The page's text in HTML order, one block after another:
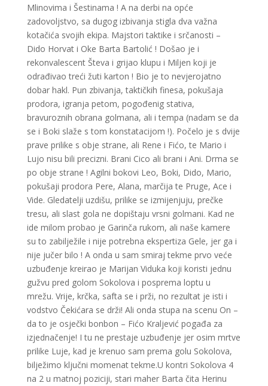
Mlinovima i Šestinama ! A na derbi na opće
zadovoljstvo, sa dugog izbivanja stigla dva važna
kotačića svojih ekipa. Majstori taktike i srčanosti –
Dido Horvat i Oke Barta Bartolić ! Došao je i
rekonvalescent Števa i grijao klupu i Miljen koji je
odrađivao treći žuti karton ! Bio je to nevjerojatno
dobar hakl. Pun zbivanja, taktičkih finesa, pokušaja
prodora, igranja petom, pogođenig stativa,
bravuroznih obrana golmana, ali i tempa (nadam se da
se i Boki slaže s tom konstatacijom !). Počelo je s dvije
prave prilike s obje strane, ali Rene i Fićo, te Mario i
Lujo nisu bili precizni. Brani Cico ali brani i Ani. Drma se
po obje strane ! Agilni bokovi Leo, Boki, Dido, Mario,
pokušaji prodora Pere, Alana, marčija te Pruge, Ace i
Vide. Gledatelji uzdišu, prilike se izmijenjuju, prečke
tresu, ali slast gola ne dopištaju vrsni golmani. Kad ne
ide milom probao je Garinča rukom, ali naše kamere
su to zabilježile i nije potrebna ekspertiza Gele, jer ga i
nije jučer bilo ! A onda u sam smiraj tekme prvo veće
uzbuđenje kreirao je Marijan Viduka koji koristi jednu
gužvu pred golom Sokolova i posprema loptu u
mrežu. Vrije, krčka, safta se i prži, no rezultat je isti i
vodstvo Čekićara se drži! Ali onda stupa na scenu On –
da to je osječki bonbon – Fićo Kraljević pogađa za
izjednačenje! I tu ne prestaje uzbuđenje jer osim mrtve
prilike Luje, kad je krenuo sam prema golu Sokolova,
bilježimo ključni momenat tekme.U kontri Sokolova 4
na 2 u matnoj poziciji, stari maher Barta čita Herinu